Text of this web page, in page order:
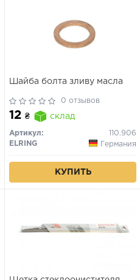
Шайба болта зливу масла
0 отзывов
12 ₴ склад
Артикул:
110.906
ELRING
Германия
КУПИТЬ